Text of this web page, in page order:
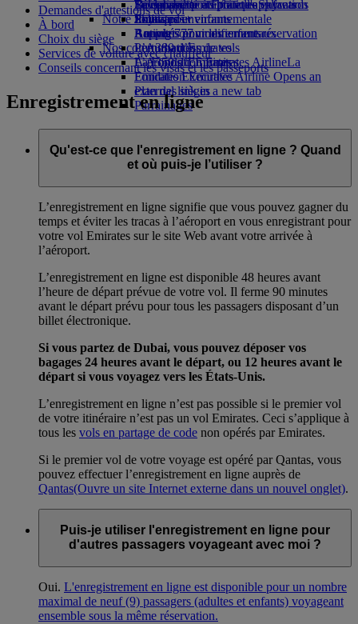
Boissons
Notre flotte
Boeing 777
L’A380 d’Emirates
L’A350 d’Emirates
Emirates Executive
Plan des sièges
Divertissements pour les enfants
Jouets pour enfants
Activités pour les enfants
La durabilité en pratique
Politique environnementale
Rapports environnementaux
Nos communautés
La Fondation Emirates AirlineLa
Fondation Emirates Airline Opens an
external link in a new tab
Parrainages
Se connecter à Emirates Skywards
Skywards+
Téléphone portable et l'application
Emirates
Annuler ou modifier une réservation
Perturbations de vols
À propos d’Emirates
Demandes d'attestions de vol
À bord
Choix du siège
Services de voiture avec chauffeur
Conseils concernant les visas et les passeports
Enregistrement en ligne
Qu'est-ce que l'enregistrement en ligne ? Quand
et où puis-je l’utiliser ?
L’enregistrement en ligne signifie que vous pouvez gagner du
temps et éviter les tracas à l’aéroport en vous enregistrant pour
votre vol Emirates sur le site Web avant votre arrivée à
l’aéroport.
L’enregistrement en ligne est disponible 48 heures avant
l’heure de départ prévue de votre vol. Il ferme 90 minutes
avant le départ prévu pour tous les passagers disposant d’un
billet électronique.
Si vous partez de Dubai, vous pouvez déposer vos
bagages 24 heures avant le départ, ou 12 heures avant le
départ si vous voyagez vers les États-Unis.
L’enregistrement en ligne n’est pas possible si le premier vol
de votre itinéraire n’est pas un vol Emirates. Ceci s’applique à
tous les vols en partage de code non opérés par Emirates.
Si le premier vol de votre voyage est opéré par Qantas, vous
pouvez effectuer l’enregistrement en ligne auprès de
Qantas(Ouvre un site Internet externe dans un nouvel onglet).
Puis-je utiliser l'enregistrement en ligne pour
d'autres passagers voyageant avec moi ?
Oui. L'enregistrement en ligne est disponible pour un nombre
maximal de neuf (9) passagers (adultes et enfants) voyageant
ensemble sous la même réservation.